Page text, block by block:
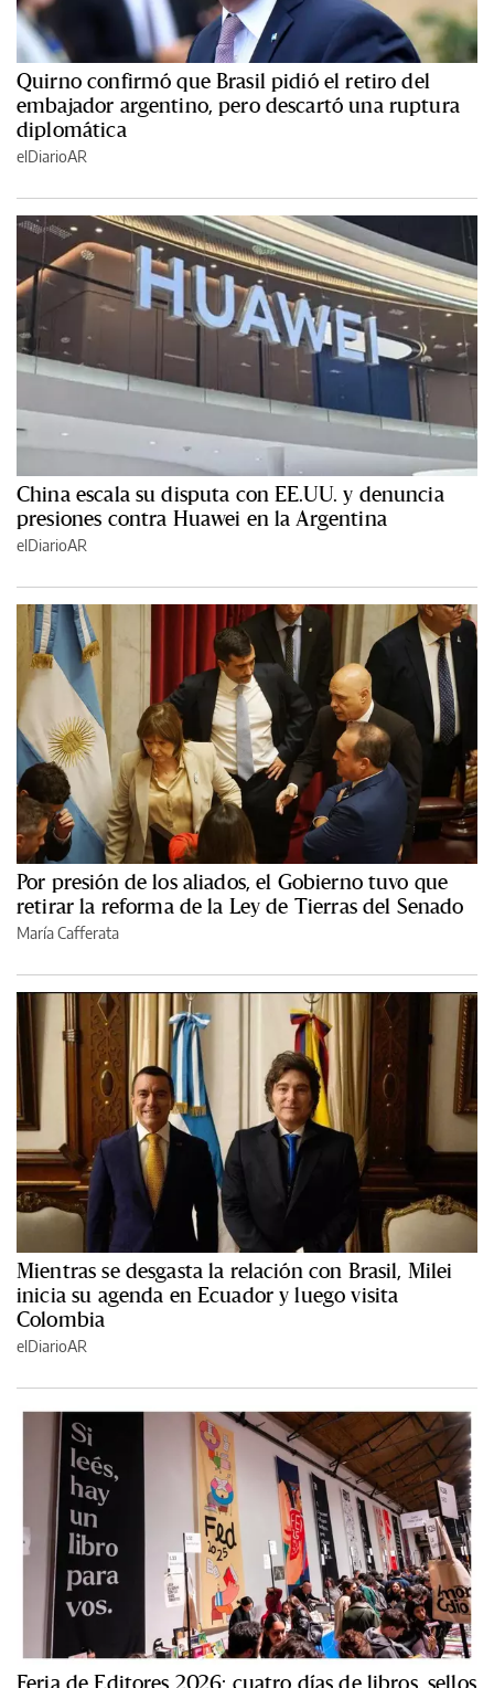
Quirno confirmó que Brasil pidió el retiro del
embajador argentino, pero descartó una ruptura
diplomática
elDiarioAR
China escala su disputa con EE.UU. y denuncia
presiones contra Huawei en la Argentina
elDiarioAR
Por presión de los aliados, el Gobierno tuvo que
retirar la reforma de la Ley de Tierras del Senado
María Cafferata
Mientras se desgasta la relación con Brasil, Milei
inicia su agenda en Ecuador y luego visita
Colombia
elDiarioAR